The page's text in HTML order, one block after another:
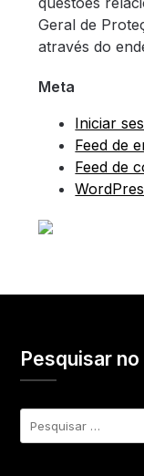
Geral de
através do
Meta
Iniciar
Feed de
Feed de
Pesquisar no
Pesquisar
por: